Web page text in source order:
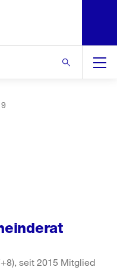
seit 2015 Mitglied